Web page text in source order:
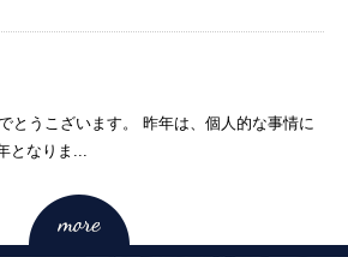
とうこざいます。 昨年は、個人的な事情に
となりま...